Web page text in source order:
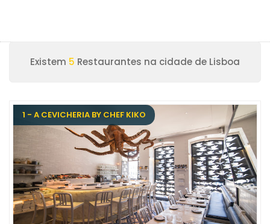
Existem 5 Restaurantes na cidade de Lisboa
1 - A CEVICHERIA BY CHEF KIKO